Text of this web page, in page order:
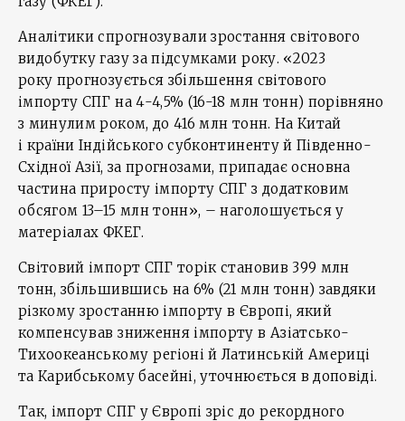
Аналітики спрогнозували зростання світового
видобутку газу за підсумками року. «2023
року прогнозується збільшення світового
імпорту СПГ на 4-4,5% (16-18 млн тонн) порівняно
з минулим роком, до 416 млн тонн. На Китай
і країни Індійського субконтиненту й Південно-
Східної Азії, за прогнозами, припадає основна
частина приросту імпорту СПГ з додатковим
обсягом 13–15 млн тонн», – наголошується у
матеріалах ФКЕГ.
Світовий імпорт СПГ торік становив 399 млн
тонн, збільшившись на 6% (21 млн тонн) завдяки
різкому зростанню імпорту в Європі, який
компенсував зниження імпорту в Азіатсько-
Тихоокеанському регіоні й Латинській Америці
та Карибському басейні, уточнюється в доповіді.
Так, імпорт СПГ у Європі зріс до рекордного